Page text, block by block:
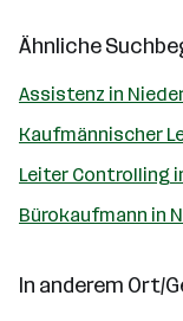
Ähnliche
Assistenz in
Kaufmännischer
Leiter Controlling
Bürokaufmann in
In anderem Ort/